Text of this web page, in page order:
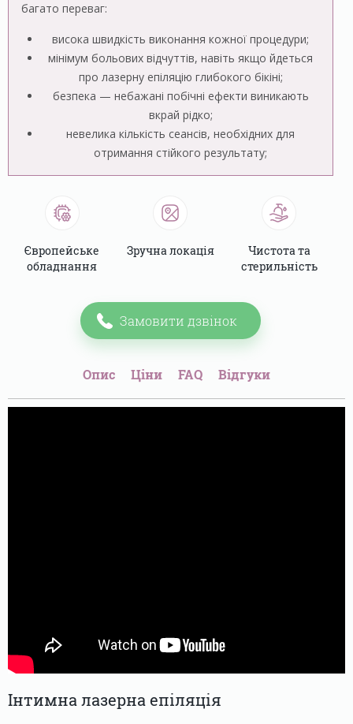
багато переваг:
висока швидкість виконання кожної процедури;
мінімум больових відчуттів, навіть якщо йдеться
про лазерну епіляцію глибокого бікіні;
безпека — небажані побічні ефекти виникають
вкрай рідко;
невелика кількість сеансів, необхідних для
отримання стійкого результату;
Європейське
обладнання
Зручна локація
Чистота та
стерильність
Замовити дзвінок
Опис Ціни FAQ Відгуки
Інтимна лазерна епіляція